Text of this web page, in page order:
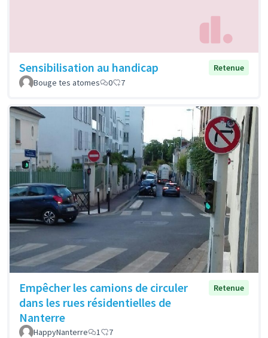
Sensibilisation au handicap
Retenue
Bouge tes atomes
0 7
Empêcher les camions de circuler
dans les rues résidentielles de
Nanterre
Retenue
HappyNanterre 1 7